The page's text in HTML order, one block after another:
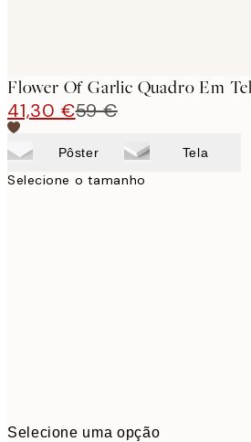
Flower Of Garlic Quadro Em
41,30 €59 €
Pôster Tela
Selecione o tamanho
Selecione uma opção